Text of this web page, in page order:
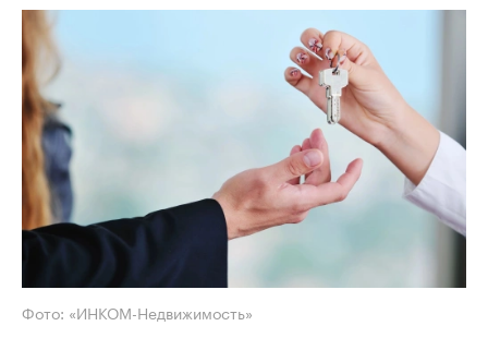
Фото: «ИНКОМ-Недвижимость»